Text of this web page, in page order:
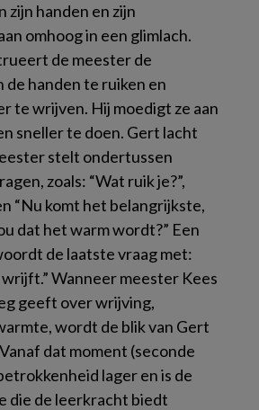
zijn handen en zijn
omhoog in een glimlach.
de meester de
de handen te ruiken en
te wrijven. Hij moedigt ze aan
sneller te doen. Gert lacht
stelt ondertussen
zoals: “Wat ruik je?”,
“Nu komt het belangrijkste,
dat het warm wordt?” Een
de laatste vraag met:
Wanneer meester Kees
geeft over wrijving,
wordt de blik van Gert
dat moment (seconde
lager en is de
die de leerkracht biedt